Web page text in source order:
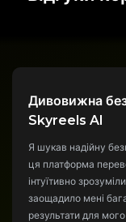
Дивовижна
Skyreels AI
Я шукав надійну
ця платформа
інтуїтивно
заощадило мені
результати для